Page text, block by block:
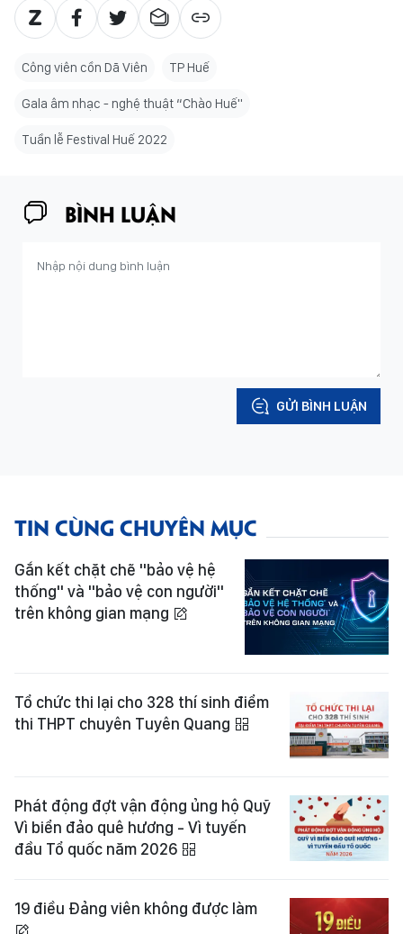
Công viên cồn Dã Viên TP Huế
Gala âm nhạc - nghệ thuật “Chào Huế"
Tuần lễ Festival Huế 2022
BÌNH LUẬN
GỬI BÌNH LUẬN
TIN CÙNG CHUYÊN MỤC
Gắn kết chặt chẽ "bảo vệ hệ
thống" và "bảo vệ con người"
trên không gian mạng
Tổ chức thi lại cho 328 thí sinh điểm
thi THPT chuyên Tuyên Quang
Phát động đợt vận động ủng hộ Quỹ
Vì biển đảo quê hương - Vì tuyến
đầu Tổ quốc năm 2026
19 điều Đảng viên không được làm